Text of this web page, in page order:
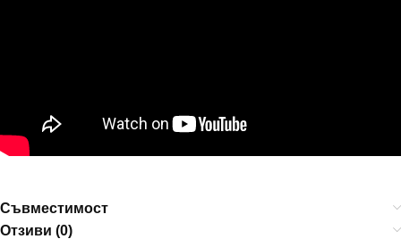
Съвместимост
Отзиви (0)